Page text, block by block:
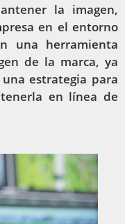
la imagen,
en el entorno
una herramienta
de la marca, ya
estrategia para
en línea de